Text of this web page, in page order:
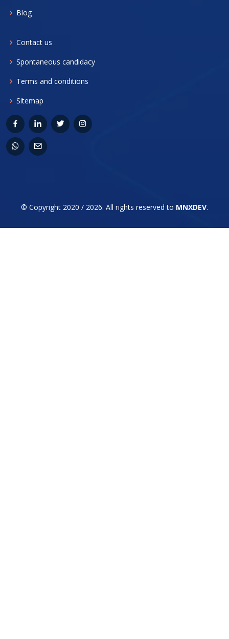
Blog
Contact us
Spontaneous candidacy
Terms and conditions
Sitemap
© Copyright 2020 / 2026. All rights reserved to MNXDEV.